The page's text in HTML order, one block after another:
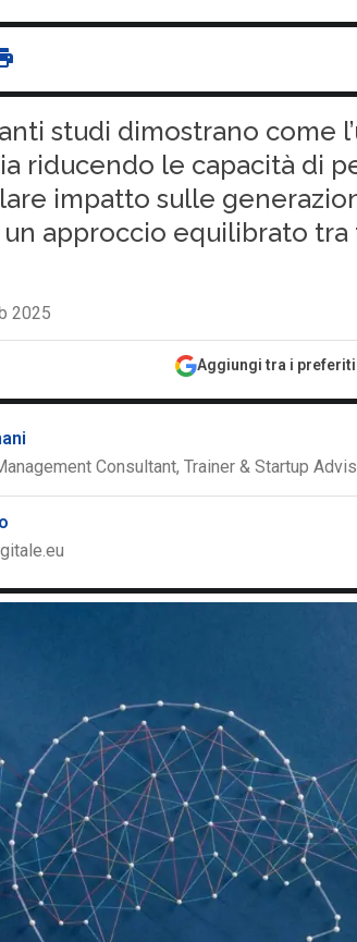
studi dimostrano come
riducendo le capacità di
impatto sulle
approccio equilibrato
2025
Aggiungi tra i
Consultant, Trainer & Startup